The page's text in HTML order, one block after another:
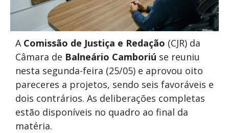
A Comissão de Justiça e Redação (CJR) da
Câmara de Balneário Camboriú se reuniu
nesta segunda-feira (25/05) e aprovou oito
pareceres a projetos, sendo seis favoráveis e
dois contrários. As deliberações completas
estão disponíveis no quadro ao final da
matéria.